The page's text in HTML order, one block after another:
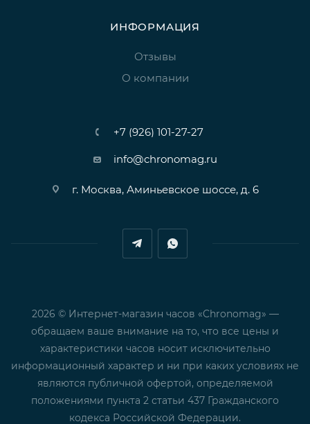
ИНФОРМАЦИЯ
Отзывы
О компании
+7 (926) 101-27-27
info@chronomag.ru
г. Москва, Аминьевское шоссе, д. 6
2026 © Интернет-магазин часов «Chronomag» —
обращаем ваше внимание на то, что все цены и
характеристики часов носит исключительно
информационный характер и ни при каких условиях не
являются публичной офертой, определяемой
положениями пункта 2 статьи 437 Гражданского
кодекса Российской Федерации.